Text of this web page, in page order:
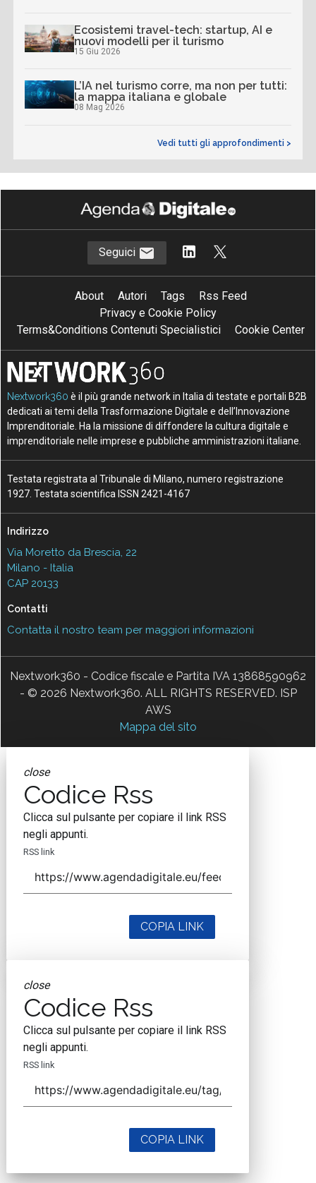
Ecosistemi travel-tech: startup, AI e
nuovi modelli per il turismo
15 Giu 2026
L’IA nel turismo corre, ma non per tutti:
la mappa italiana e globale
08 Mag 2026
Vedi tutti gli approfondimenti >
Seguici
About Autori Tags
Rss Feed
Privacy e Cookie Policy
Terms&Conditions Contenuti Specialistici
Cookie Center
Nextwork360 è il più grande network in Italia di testate e portali B2B
dedicati ai temi della Trasformazione Digitale e dell’Innovazione
Imprenditoriale. Ha la missione di diffondere la cultura digitale e
imprenditoriale nelle imprese e pubbliche amministrazioni italiane.
Testata registrata al Tribunale di Milano, numero registrazione
1927. Testata scientifica ISSN 2421-4167
Indirizzo
Via Moretto da Brescia, 22
Milano - Italia
CAP 20133
Contatti
Contatta il nostro team per maggiori informazioni
Nextwork360 - Codice fiscale e Partita IVA 13868590962
- © 2026 Nextwork360. ALL RIGHTS RESERVED. ISP
AWS
Mappa del sito
close
Codice Rss
Clicca sul pulsante per copiare il link RSS
negli appunti.
RSS link
COPIA LINK
close
Codice Rss
Clicca sul pulsante per copiare il link RSS
negli appunti.
RSS link
COPIA LINK